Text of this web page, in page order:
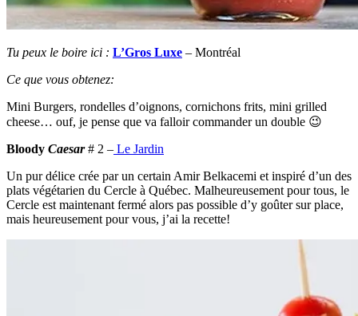
Tu peux le boire ici : L’Gros Luxe – Montréal
Ce que vous obtenez:
Mini Burgers, rondelles d’oignons, cornichons frits, mini grilled
cheese… ouf, je pense que va falloir commander un double 😉
Bloody Caesar# 2 – Le Jardin
Un pur délice crée par un certain Amir Belkacemi et inspiré d’un des
plats végétarien du Cercle à Québec. Malheureusement pour tous, le
Cercle est maintenant fermé alors pas possible d’y goûter sur place,
mais heureusement pour vous, j’ai la recette!